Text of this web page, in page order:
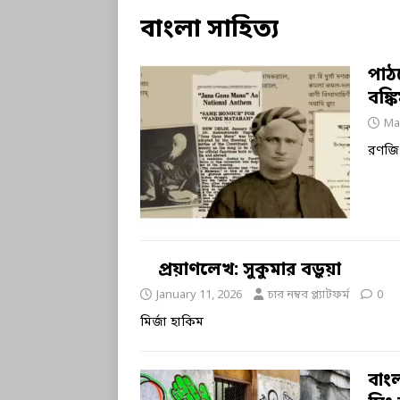
বাংলা সাহিত্য
প্রয়াণলেখ: সুকুমার বড়ুয়া
January 11, 2026 চার নম্বর প্ল্যাটফর্ম 0
মির্জা হাকিম